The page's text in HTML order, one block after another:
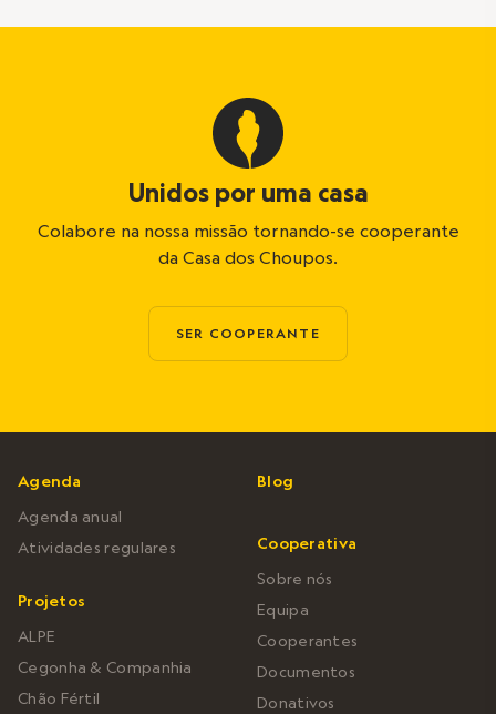
Unidos por uma casa
Colabore na nossa missão tornando-se cooperante
da Casa dos Choupos.
SER COOPERANTE
Agenda
Agenda anual
Atividades regulares
Projetos
ALPE
Cegonha & Companhia
Chão Fértil
Blog
Cooperativa
Sobre nós
Equipa
Cooperantes
Documentos
Donativos